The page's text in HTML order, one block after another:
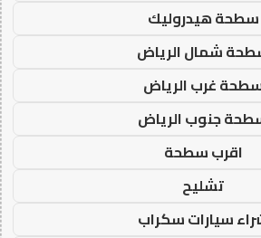
سطحة هيدروليك
شمال الرياض
غرب الرياض
جنوب الرياض
اقرب سطحة
تشليح
سيارات سكراب